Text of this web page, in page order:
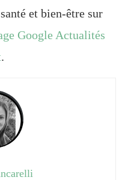
et bien-être sur
Google Actualités
.